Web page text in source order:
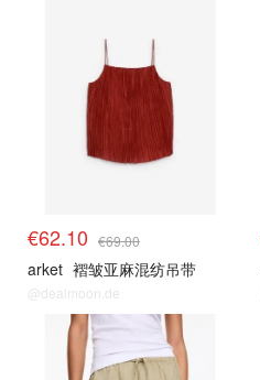
€62.10 €69.00
arket 褶皱亚麻混纺吊带
@dealmoon.de